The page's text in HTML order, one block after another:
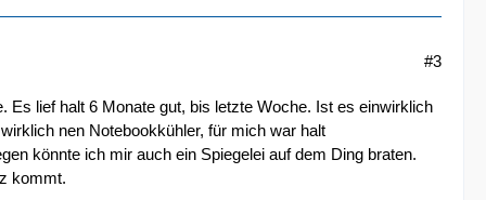
#3
lief halt 6 Monate gut, bis letzte Woche. Ist es einwirklich
nen Notebookkühler, für mich war halt
könnte ich mir auch ein Spiegelei auf dem Ding braten.
kommt.